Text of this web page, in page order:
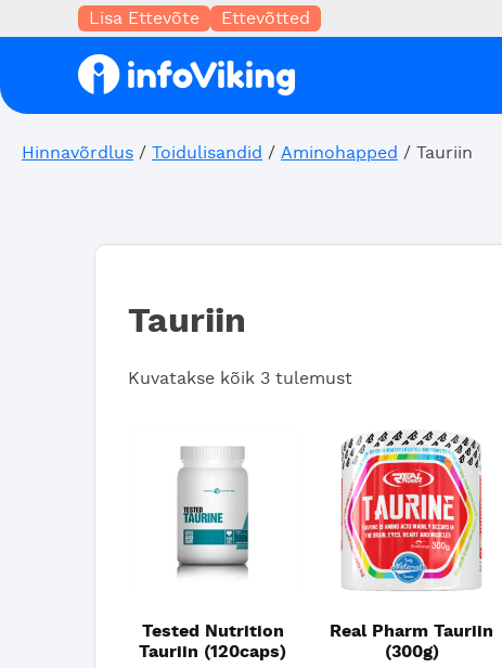
Lisa Ettevõte Ettevõtted
Hinnavõrdlus / Toidulisandid / Aminohapped / Tauriin
Tauriin
Kuvatakse kõik 3 tulemustSorted
popularity
Tested Nutrition
Tauriin (120caps)
Real Pharm Tauriin
(300g)